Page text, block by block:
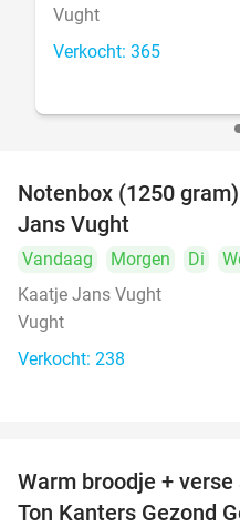
Vught
Verkocht: 365
Notenbox (1250
Jans Vught
Vandaag Morgen Di
Kaatje Jans Vught
Vught
Verkocht: 238
Warm broodje +
Ton Kanters Gezond